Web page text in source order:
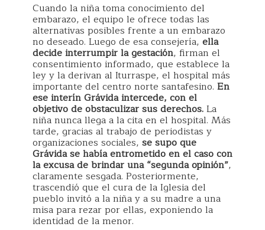
Cuando la niña toma conocimiento del
embarazo, el equipo le ofrece todas las
alternativas posibles frente a un embarazo
no deseado. Luego de esa consejería, ella
decide interrumpir la gestación, firman el
consentimiento informado, que establece la
ley y la derivan al Iturraspe, el hospital más
importante del centro norte santafesino. En
ese interín Grávida intercede, con el
objetivo de obstaculizar sus derechos.La
niña nunca llega a la cita en el hospital. Más
tarde, gracias al trabajo de periodistas y
organizaciones sociales, se supo que
Grávida se había entrometido en el caso con
la excusa de brindar una “segunda opinión”,
claramente sesgada. Posteriormente,
trascendió que el cura de la Iglesia del
pueblo invitó a la niña y a su madre a una
misa para rezar por ellas, exponiendo la
identidad de la menor.